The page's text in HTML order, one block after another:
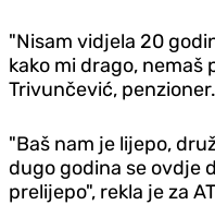
"Nisam vidjela 20
kako mi drago, nemaš
Trivunčević, penzioner.
"Baš nam je lijepo,
dugo godina se ovdje
prelijepo", rekla je za